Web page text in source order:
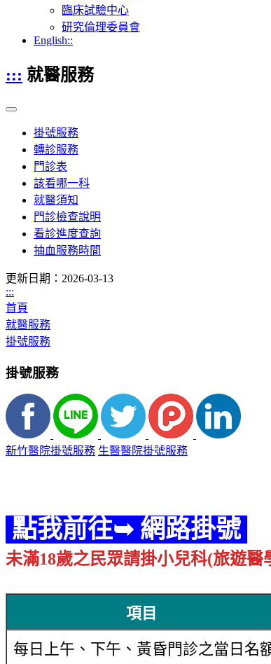
臨床試驗中心
研究倫理委員會
English::
::: 就醫服務
掛號服務
轉診服務
門診表
該看哪一科
就醫須知
門診檢查說明
看診進度查詢
抽血服務時間
更新日期：2026-03-13
:::
首頁
就醫服務
掛號服務
掛號服務
新竹醫院掛號服務 生醫醫院掛號服務
點我前往➥ 網路掛號
未滿18歲之民眾請掛小兒科(旅遊醫
項目
每日上午 、 下午 、 黃昏門診之當日名